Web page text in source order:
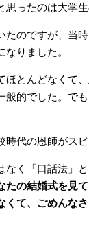
ったのは大学生
のですが、当
りました。
ほとんどなくて
般的でした。で
代の恩師がスピ
なく「口話法」
たの結婚式を見
くて、ごめんな